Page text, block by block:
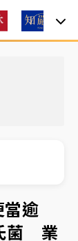
院聲請遭
一度塞車
當逾
菌 業